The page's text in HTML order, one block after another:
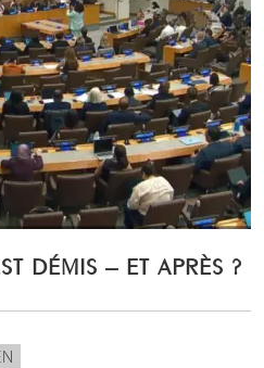
DÉMIS – ET APRÈS ?